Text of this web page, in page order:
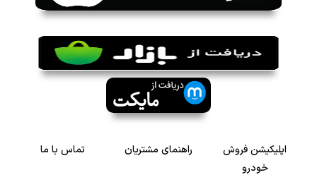
اپلیکیشن فروش
خودرو
راهنمای مشتریان تماس با ما